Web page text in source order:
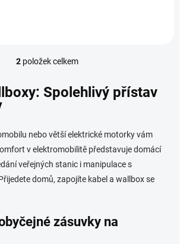
O
l
á
c
í
r
v
ý
2položek celkem
Spolehlivý přístav
nebo větší elektrické motorky vám
v elektromobilitě představuje domácí
veřejných stanic i manipulace s
domů, zapojíte kabel a wallbox se
zásuvky na